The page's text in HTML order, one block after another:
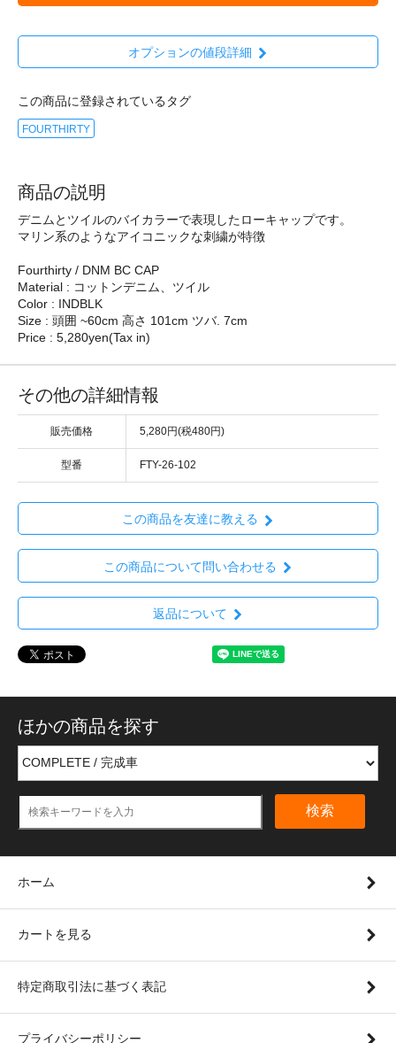
オプションの値段詳細
この商品に登録されているタグ
FOURTHIRTY
商品の説明
デニムとツイルのバイカラーで表現したローキャップです。
マリン系のようなアイコニックな刺繍が特徴
Fourthirty / DNM BC CAP
Material : コットンデニム、ツイル
Color : INDBLK
Size : 頭囲 ~60cm 高さ 101cm ツバ. 7cm
Price : 5,280yen(Tax in)
その他の詳細情報
販売価格 5,280円(税480円)
型番 FTY-26-102
この商品を友達に教える
この商品について問い合わせる
返品について
ほかの商品を探す
検索
ホーム
カートを見る
特定商取引法に基づく表記
プライバシーポリシー